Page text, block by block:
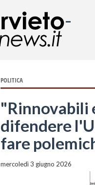
-
POLITICA
"Rinnovabili
difendere
fare
mercoledì 3 giugno 2026